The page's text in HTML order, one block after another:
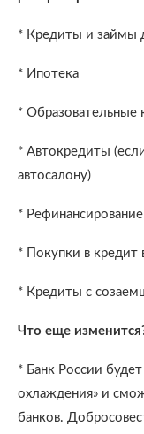
* Кредиты и займы
* Ипотека
* Образовательные
* Автокредиты
автосалону)
*
* Покупки в кредит
* Кредиты с
Что еще
* Банк России
охлаждения» и
банков.